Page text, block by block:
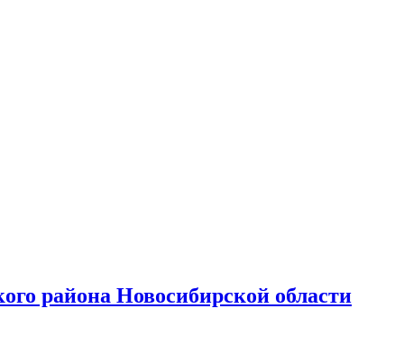
района Новосибирской области